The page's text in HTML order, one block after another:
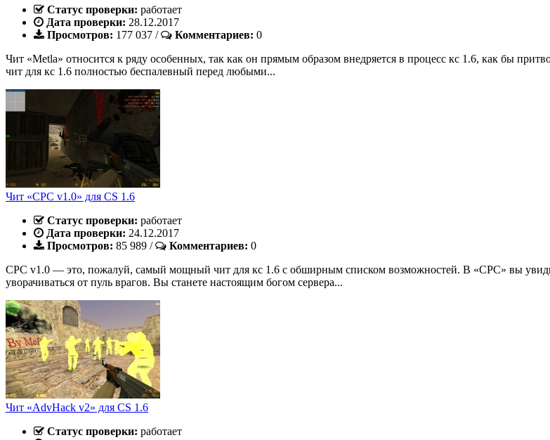
Статус проверки: работает
Дата проверки: 28.12.2017
Просмотров: 177 037 / Комментариев: 0
Чит «Metla» относится к ряду особенных, так как он прямым образом внедряется в процесс кс 1.6, как бы
чит для кс 1.6 полностью беспалевный перед любыми...
Чит «CPC v1.0» для CS 1.6
Статус проверки: работает
Дата проверки: 24.12.2017
Просмотров: 85 989 / Комментариев: 0
CPC v1.0 — это, пожалуй, самый мощный чит для кс 1.6 с обширным списком возможностей. В «CPC» вы
уворачиваться от пуль врагов. Вы станете настоящим богом сервера...
Чит «AdvHack v2» для CS 1.6
Статус проверки: работает